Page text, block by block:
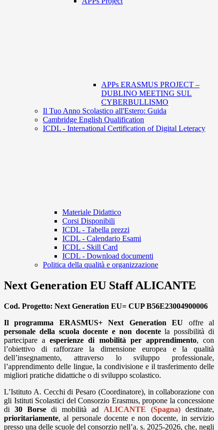
APPs ERASMUS PROJECT –
DUBLINO MEETING SUL
CYBERBULLISMO
Il Tuo Anno Scolastico all'Estero: Guida
Cambridge English Qualification
ICDL - International Certification of Digital Leteracy
Materiale Didattico
Corsi Disponibili
ICDL - Tabella prezzi
ICDL - Calendario Esami
ICDL - Skill Card
ICDL - Download documenti
Politica della qualità e organizzazione
Next Generation EU Staff ALICANTE
Cod. Progetto: Next Generation EU= CUP B56E23004900006
Il programma ERASMUS+ Next Generation EU offre al
personale della scuola docente e non docentela possibilità di
partecipare aesperienze di mobilità per apprendimento, con
l’obiettivo di rafforzare la dimensione europea e la qualità
dell’insegnamento, attraverso lo sviluppo professionale,
l’apprendimento delle lingue, la condivisione e il trasferimento delle
migliori pratiche didattiche o di sviluppo scolastico.
L’Istituto A. Cecchi di Pesaro (Coordinatore), in collaborazione con
gli Istituti Scolastici del Consorzio Erasmus, propone la concessione
di 30 Borse di mobilità ad ALICANTE (Spagna) destinate,
prioritariamente, al personale docente e non docente, in servizio
presso una delle scuole del consorzio nell’a. s. 2025-2026, che, negli